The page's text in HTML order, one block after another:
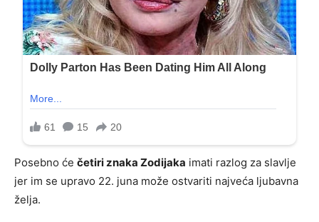
Posebno će četiri znaka Zodijaka imati razlog za slavlje
jer im se upravo 22. juna može ostvariti najveća ljubavna
želja.